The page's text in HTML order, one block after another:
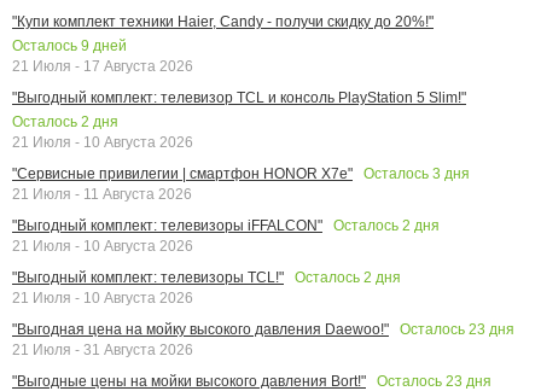
"Купи комплект техники Haier, Candy - получи скидку до 20%!"
Осталось 9 дней
21 Июля - 17 Августа 2026
"Выгодный комплект: телевизор TCL и консоль PlayStation 5 Slim!"
Осталось 2 дня
21 Июля - 10 Августа 2026
"Сервисные привилегии | смартфон HONOR X7e"
Осталось 3 дня
21 Июля - 11 Августа 2026
"Выгодный комплект: телевизоры iFFALCON"
Осталось 2 дня
21 Июля - 10 Августа 2026
"Выгодный комплект: телевизоры TCL!"
Осталось 2 дня
21 Июля - 10 Августа 2026
"Выгодная цена на мойку высокого давления Daewoo!"
Осталось 23 дня
21 Июля - 31 Августа 2026
"Выгодные цены на мойки высокого давления Bort!"
Осталось 23 дня